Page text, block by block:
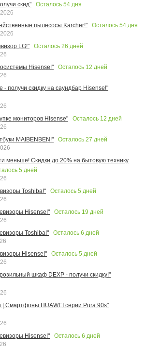
скид"
Осталось 54 дня
пылесосы Karcher!"
Осталось 54 дня
LG!"
Осталось 26 дней
Hisense!"
Осталось 12 дней
- получи скидку на саундбар Hisense!"
мониторов Hisense"
Осталось 12 дней
MAIBENBEN!"
Осталось 27 дней
меньше! Скидки до 20% на бытовую технику
5 дней
Toshiba!"
Осталось 5 дней
Hisense!"
Осталось 19 дней
Toshiba!"
Осталось 6 дней
Hisense!"
Осталось 5 дней
шкаф DEXP - получи скидку!"
| Смартфоны HUAWEI серии Pura 90s"
Hisense!"
Осталось 6 дней